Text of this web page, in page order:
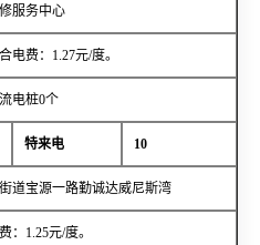
服务中心
电费：1.27元/度。
电桩0个
特来电 10
道宝源一路勤诚达威尼斯湾
：1.25元/度。